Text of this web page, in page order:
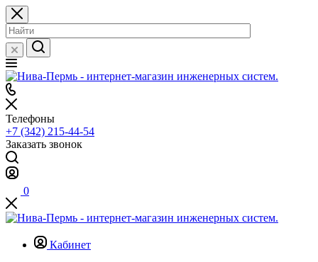
Телефоны
+7 (342) 215-44-54
Заказать звонок
0
Кабинет